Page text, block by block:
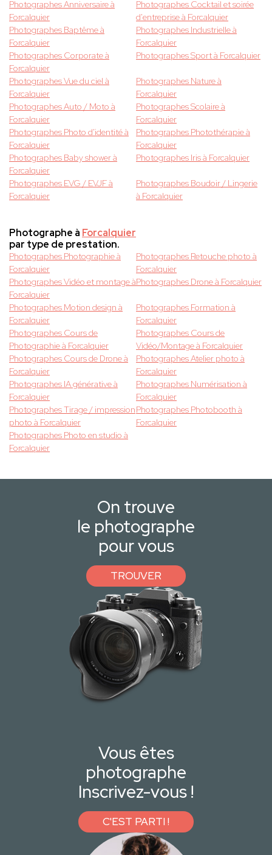
Photographes Anniversaire à
Forcalquier
Photographes Cocktail et soirée
d'entreprise à Forcalquier
Photographes Baptême à
Forcalquier
Photographes Industrielle à
Forcalquier
Photographes Corporate à
Forcalquier
Photographes Sport à Forcalquier
Photographes Vue du ciel à
Forcalquier
Photographes Nature à
Forcalquier
Photographes Auto / Moto à
Forcalquier
Photographes Scolaire à
Forcalquier
Photographes Photo d'identité à
Forcalquier
Photographes Photothérapie à
Forcalquier
Photographes Baby shower à
Forcalquier
Photographes Iris à Forcalquier
Photographes EVG / EVJF à
Forcalquier
Photographes Boudoir / Lingerie
à Forcalquier
Photographe à Forcalquier
par type de prestation.
Photographes Photographie à
Forcalquier
Photographes Retouche photo à
Forcalquier
Photographes Vidéo et montage à
Forcalquier
Photographes Drone à Forcalquier
Photographes Motion design à
Forcalquier
Photographes Formation à
Forcalquier
Photographes Cours de
Photographie à Forcalquier
Photographes Cours de
Vidéo/Montage à Forcalquier
Photographes Cours de Drone à
Forcalquier
Photographes Atelier photo à
Forcalquier
Photographes IA générative à
Forcalquier
Photographes Numérisation à
Forcalquier
Photographes Tirage / impression
photo à Forcalquier
Photographes Photobooth à
Forcalquier
Photographes Photo en studio à
Forcalquier
On trouve
le photographe
pour vous
TROUVER
Vous êtes
photographe
Inscrivez-vous !
C'EST PARTI !